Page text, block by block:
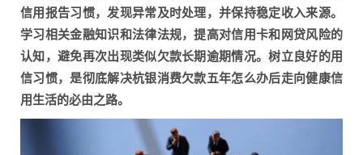
信用报告习惯，发现异常及时处理，并保持稳定收入来源。
学习相关金融知识和法律法规，提高对信用卡和网贷风险的
认知，避免再次出现类似欠款长期逾期情况。树立良好的用
信习惯，是彻底解决杭银消费欠款五年怎么办后走向健康信
用生活的必由之路。